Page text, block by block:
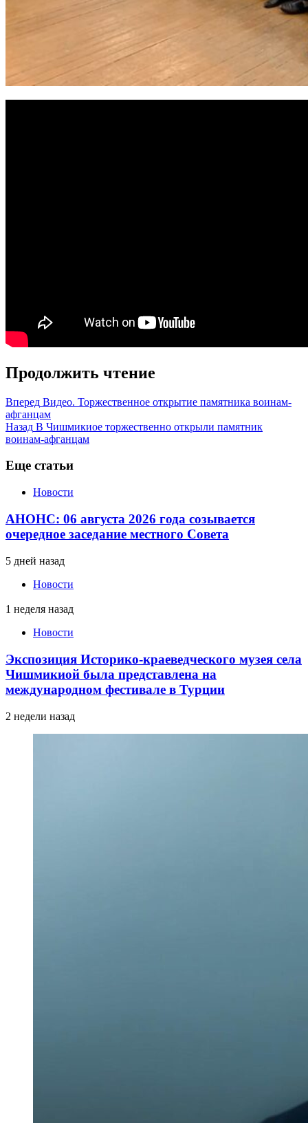
Продолжить чтение
Вперед Видео. Торжественное открытие памятника воинам-
афганцам
Назад В Чишмикиое торжественно открыли памятник
воинам-афганцам
Еще статьи
Новости
АНОНС: 06 августа 2026 года созывается
очередное заседание местного Совета
5 дней назад
Новости
1 неделя назад
Новости
Экспозиция Историко-краеведческого музея села
Чишмикиой была представлена на
международном фестивале в Турции
2 недели назад